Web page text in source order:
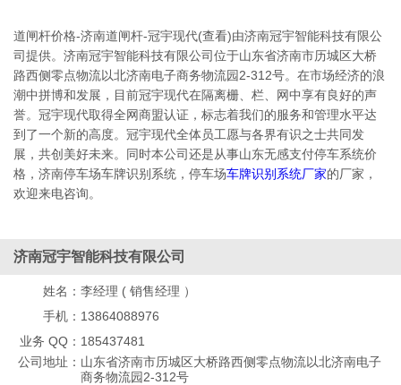
道闸杆价格-济南道闸杆-冠宇现代(查看)由济南冠宇智能科技有限公
司提供。济南冠宇智能科技有限公司位于山东省济南市历城区大桥
路西侧零点物流以北济南电子商务物流园2-312号。在市场经济的浪
潮中拼博和发展，目前冠宇现代在隔离栅、栏、网中享有良好的声
誉。冠宇现代取得全网商盟认证，标志着我们的服务和管理水平达
到了一个新的高度。冠宇现代全体员工愿与各界有识之士共同发
展，共创美好未来。同时本公司还是从事山东无感支付停车系统价
格，济南停车场车牌识别系统，停车场车牌识别系统厂家的厂家，
欢迎来电咨询。
济南冠宇智能科技有限公司
姓名： 李经理 ( 销售经理 ）
手机： 13864088976
业务 QQ： 185437481
公司地址： 山东省济南市历城区大桥路西侧零点物流以北济南电子
商务物流园2-312号